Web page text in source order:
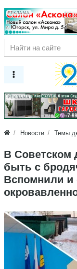
РЕКЛАМА
РЕКЛАМА
Новости Темы
В Советском
быть с
Вспомнили и